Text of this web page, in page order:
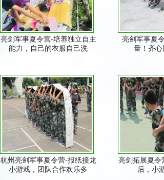
亮剑军事夏令营-培养独立自主
能力，自己的衣服自己洗
亮剑军事夏
量！齐
杭州亮剑军事夏令营-报纸接龙
小游戏，团队合作欢乐多
亮剑拓展夏令
后，小